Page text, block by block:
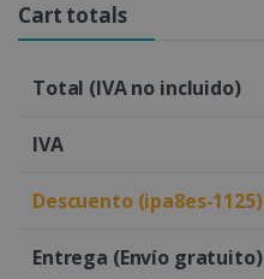
Cart totals
Total (IVA no incluido)
IVA
Descuento (ipa8es-1125)
Entrega (Envío gratuito)